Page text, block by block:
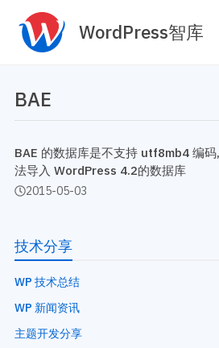
WordPress智库
SEO与全站运营
案例
插件案例
资源
主题推荐
插件推荐
BAE
BAE 的数据库是不支持 utf8mb4 编码
法导入 WordPress 4.2的数据库
2015-05-03
技术分享
WP 技术总结
WP 新闻资讯
主题开发分享